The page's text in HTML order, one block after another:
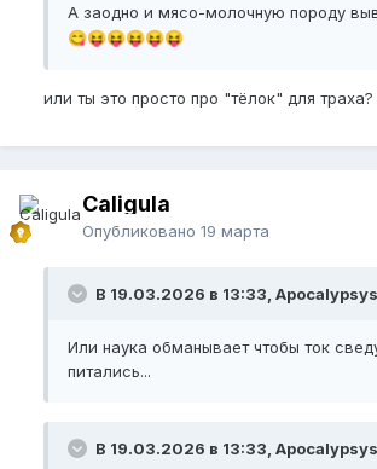
А заодно и мясо-молочную породу
😋😝😝😝😝😝
или ты это просто про "тёлок" для траха?
Caligula
Опубликовано 19 марта
В 19.03.2026 в 13:33,
Или наука обманывает чтобы ток
питались...
В 19.03.2026 в 13:33,